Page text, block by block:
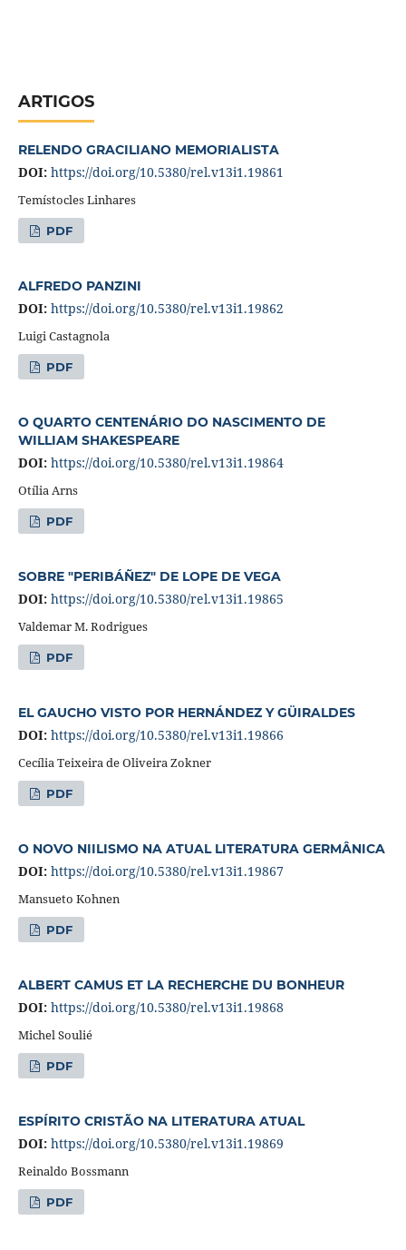
ARTIGOS
RELENDO GRACILIANO MEMORIALISTA
DOI: https://doi.org/10.5380/rel.v13i1.19861
Temístocles Linhares
PDF
ALFREDO PANZINI
DOI: https://doi.org/10.5380/rel.v13i1.19862
Luigi Castagnola
PDF
O QUARTO CENTENÁRIO DO NASCIMENTO DE
WILLIAM SHAKESPEARE
DOI: https://doi.org/10.5380/rel.v13i1.19864
Otília Arns
PDF
SOBRE "PERIBÁÑEZ" DE LOPE DE VEGA
DOI: https://doi.org/10.5380/rel.v13i1.19865
Valdemar M. Rodrigues
PDF
EL GAUCHO VISTO POR HERNÁNDEZ Y GÜIRALDES
DOI: https://doi.org/10.5380/rel.v13i1.19866
Cecília Teixeira de Oliveira Zokner
PDF
O NOVO NIILISMO NA ATUAL LITERATURA GERMÂNICA
DOI: https://doi.org/10.5380/rel.v13i1.19867
Mansueto Kohnen
PDF
ALBERT CAMUS ET LA RECHERCHE DU BONHEUR
DOI: https://doi.org/10.5380/rel.v13i1.19868
Michel Soulié
PDF
ESPÍRITO CRISTÃO NA LITERATURA ATUAL
DOI: https://doi.org/10.5380/rel.v13i1.19869
Reinaldo Bossmann
PDF